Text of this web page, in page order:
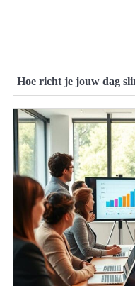
Hoe richt je jouw dag